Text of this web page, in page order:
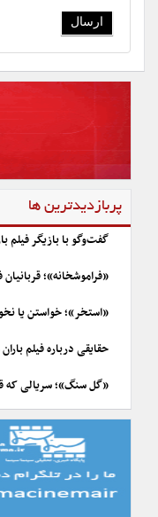
پربازدیدترین ها
گفت‌وگو با بازیگر فیلم
«فراموشخانه»؛
«استخر»؛ خواستن یا
حقایقی درباره فیلم
«گل سنگ»؛ سریالی که